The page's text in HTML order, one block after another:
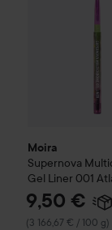
Moira
Supernova
Gel Liner 001
9,50 €
(3 166,67 € / 100 g)